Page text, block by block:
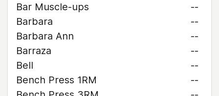
Bar Muscle-ups
--
Barbara
--
Barbara Ann
--
Barraza
--
Bell
--
Bench Press 1RM
--